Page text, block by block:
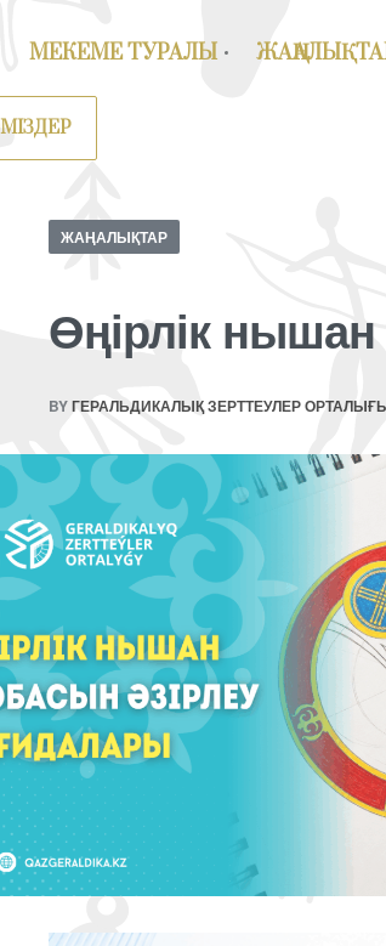
МЕКЕМЕ ТУРАЛЫ
ЖАҢАЛЫҚТАР
Өңірлік
BYГЕРАЛЬДИКАЛЫҚ ЗЕРТТЕУЛЕР